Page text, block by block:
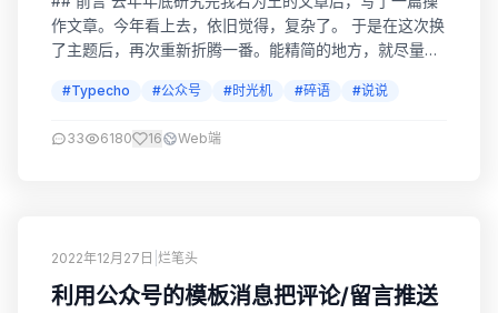
作文章。今年看上去，依旧觉得，复杂了。 于是在这次换
了主题后，再次重新折腾一番。能精简的地方，就尽量减
何通过公众号发送时光机/说说/碎语/心情（Typecho版）
handsome主题时光机微信发送系统 参考文章3：Jdeal我
#Typecho #公众号 #时光机 #碎语 #说说
33 6180 16 Web端
2022年12月27日 烂笔头
利用公众号的模板消息把评论/留言推送